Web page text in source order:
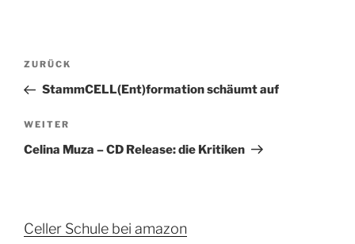
Beitragsnavigation
Vorheriger
Beitrag
ZURÜCK
StammCELL(Ent)formation schäumt auf
Nächster
Beitrag
WEITER
Celina Muza – CD Release: die Kritiken
Celler Schule bei amazon